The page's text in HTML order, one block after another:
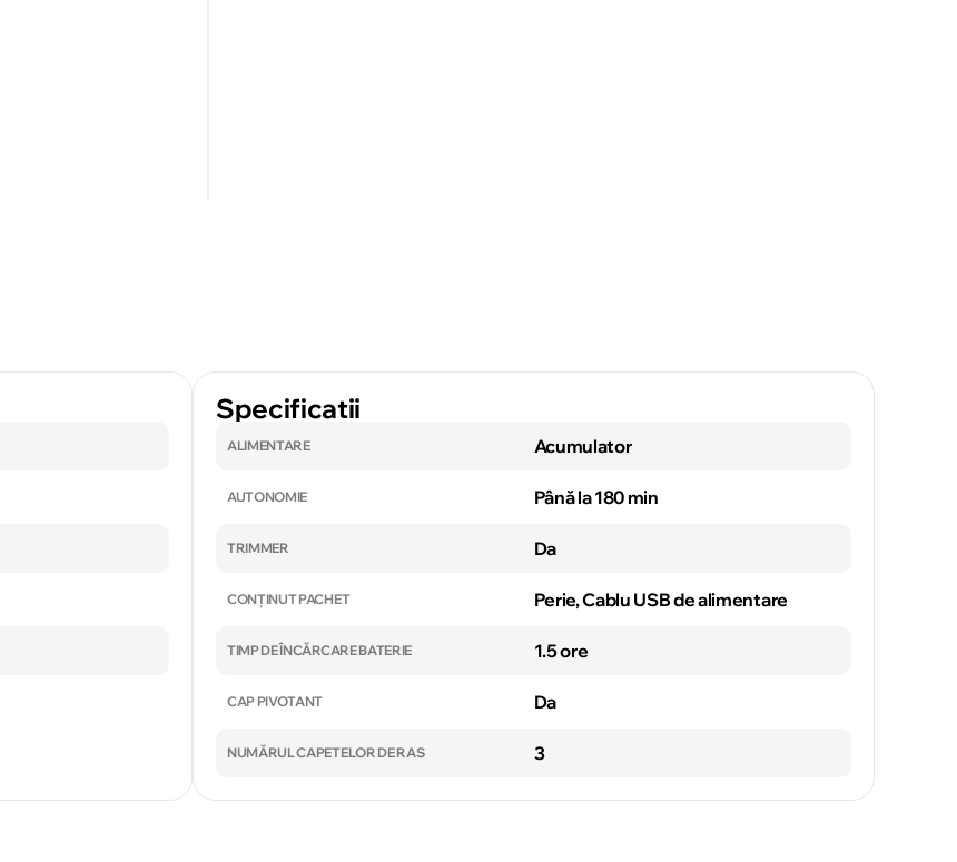
Specificatii
ALIMENTARE Acumulator
AUTONOMIE Până la 180 min
TRIMMER Da
CONȚINUT PACHET Perie, Cablu USB de alimentare
TIMP DE ÎNCĂRCARE BATERIE 1.5 ore
CAP PIVOTANT Da
NUMĂRUL CAPETELOR DE RAS 3